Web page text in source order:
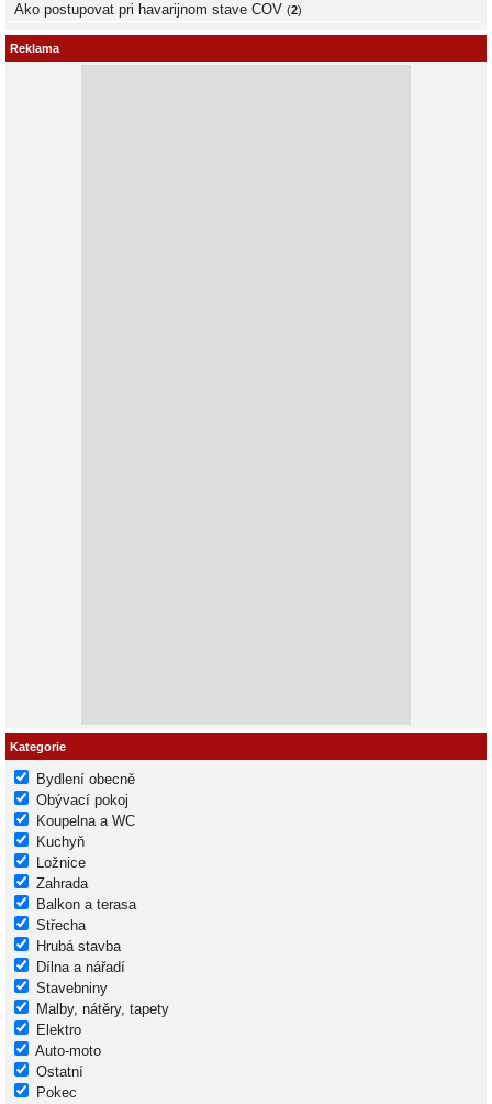
Ako postupovat pri havarijnom stave COV (2)
Reklama
Kategorie
Bydlení obecně
Obývací pokoj
Koupelna a WC
Kuchyň
Ložnice
Zahrada
Balkon a terasa
Střecha
Hrubá stavba
Dílna a nářadí
Stavebniny
Malby, nátěry, tapety
Elektro
Auto-moto
Ostatní
Pokec